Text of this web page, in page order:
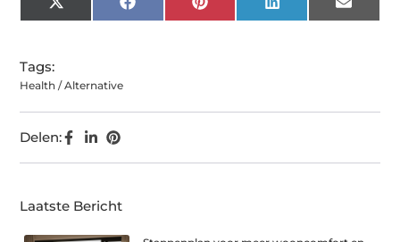
X
(Twitter)
Facebook Pinterest LinkedIn Email
Tags:
Health / Alternative
Delen:
Laatste Bericht